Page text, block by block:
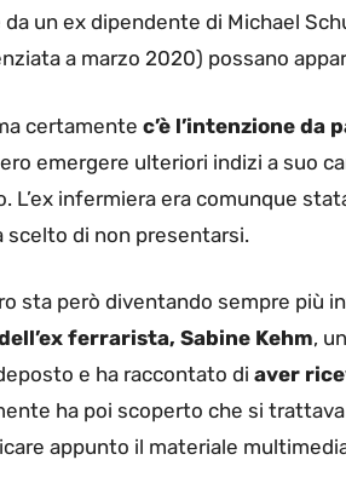
un ex dipendente di Michael
a marzo 2020) possano
certamente c’è l’intenzione da
emergere ulteriori indizi a suo
L’ex infermiera era comunque
scelto di non presentarsi.
sta però diventando sempre più
ferrarista, Sabine Kehm,
e ha raccontato di aver
ha poi scoperto che si
appunto il materiale